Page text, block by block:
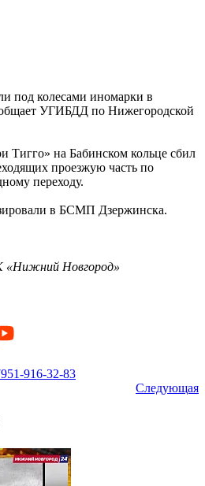
под колесами иномарки в
УГИБДД по Нижегородской
Тигго» на Бабинском кольце сбил
проезжую часть по
переходу.
в БСМП Дзержинска.
«Нижний Новгород»
916-32-83
Следующая